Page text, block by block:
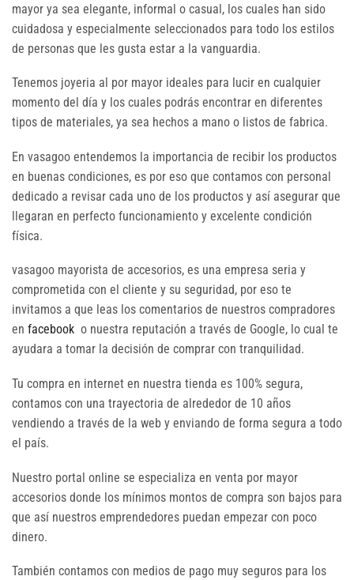
mayor ya sea elegante, informal o casual, los cuales han sido
cuidadosa y especialmente seleccionados para todo los estilos
de personas que les gusta estar a la vanguardia.
Tenemos joyeria al por mayor ideales para lucir en cualquier
momento del día y los cuales podrás encontrar en diferentes
tipos de materiales, ya sea hechos a mano o listos de fabrica.
En vasagoo entendemos la importancia de recibir los productos
en buenas condiciones, es por eso que contamos con personal
dedicado a revisar cada uno de los productos y así asegurar que
llegaran en perfecto funcionamiento y excelente condición
física.
vasagoo mayorista de accesorios, es una empresa seria y
comprometida con el cliente y su seguridad, por eso te
invitamos a que leas los comentarios de nuestros compradores
en facebook o nuestra reputación a través de Google, lo cual te
ayudara a tomar la decisión de comprar con tranquilidad.
Tu compra en internet en nuestra tienda es 100% segura,
contamos con una trayectoria de alrededor de 10 años
vendiendo a través de la web y enviando de forma segura a todo
el país.
Nuestro portal online se especializa en venta por mayor
accesorios donde los mínimos montos de compra son bajos para
que así nuestros emprendedores puedan empezar con poco
dinero.
También contamos con medios de pago muy seguros para los